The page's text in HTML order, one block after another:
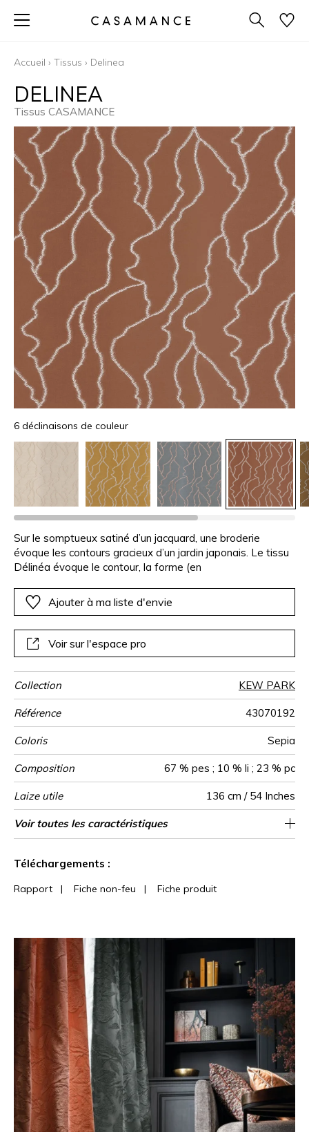
Accueil › Tissus › Delinea
DELINEA
Tissus CASAMANCE
6 déclinaisons de couleur
Sur le somptueux satiné d’un jacquard, une broderie
évoque les contours gracieux d’un jardin japonais. Le tissu
Délinéa évoque le contour, la forme (en
Ajouter à ma liste d'envie
Voir sur l'espace pro
Collection KEW PARK
Référence 43070192
Coloris Sepia
Composition 67 % pes ; 10 % li ; 23 % pc
Laize utile 136 cm / 54 Inches
Raccord Raccord droit
Sens De large
Poids g/m² 250
Usage
Entretien
Pays d'origine Inde
Rapport
Horizontal
46 cm / 18 Inches
Rapport
Vertical
45 cm / 18 Inches
Voir toutes les caractéristiques
Téléchargements :
Rapport | Fiche non-feu | Fiche produit